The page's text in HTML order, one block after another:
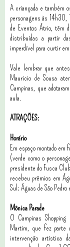
A criançada e também
personagens às
de Eventos Átrio, têm
distribuídas a partir
imperdível para curtir
Vale lembrar que
Mauricio de Sousa
Campinas, que
aula.
ATRAÇÕES:
Horário
Em espaço montado
(verde como o
presidente do Fusca
recebeu prêmios em
Sul; Águas de São
Mônica Parade
O Campinas
Martim, que fez parte
intervenção artística